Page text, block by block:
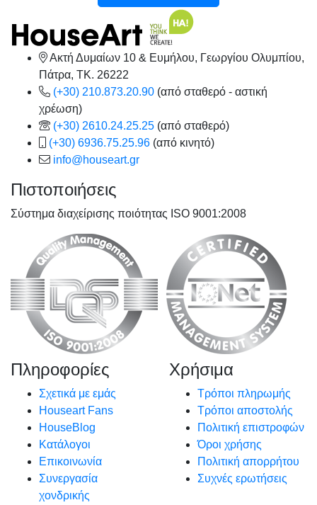
Ακτή Δυμαίων 10 & Ευμήλου, Γεωργίου Ολυμπίου,
Πάτρα, TK. 26222
(+30) 210.873.20.90 (από σταθερό - αστική
χρέωση)
(+30) 2610.24.25.25 (από σταθερό)
(+30) 6936.75.25.96 (από κινητό)
info@houseart.gr
Πιστοποιήσεις
Σύστημα διαχείρισης ποιότητας ISO 9001:2008
Πληροφορίες
Σχετικά με εμάς
Houseart Fans
HouseBlog
Κατάλογοι
Επικοινωνία
Συνεργασία
χονδρικής
Χρήσιμα
Τρόποι πληρωμής
Τρόποι αποστολής
Πολιτική επιστροφών
Όροι χρήσης
Πολιτική απορρήτου
Συχνές ερωτήσεις